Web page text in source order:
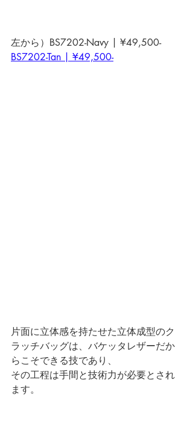
左から）BS7202-Navy | ¥49,500-
BS7202-Tan | ¥49,500-
片面に立体感を持たせた立体成型のク
ラッチバッグは、バケッタレザーだか
らこそできる技であり、
その工程は手間と技術力が必要とされ
ます。